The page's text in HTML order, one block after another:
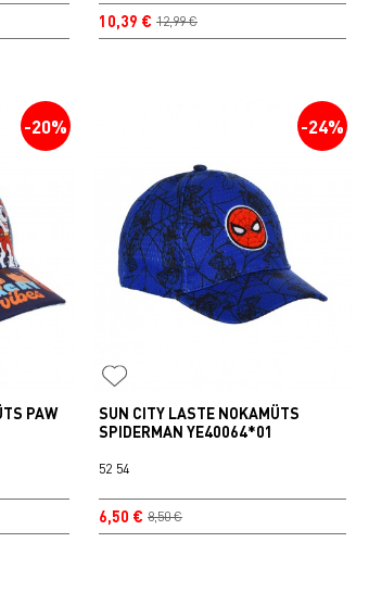
10,39 € 12,99 €
-20%
PAW
-24%
SUN CITY LASTE NOKAMÜTS
SPIDERMAN YE40064*01
6,50 € 8,50 €
52 54